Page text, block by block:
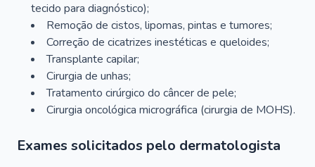
tecido para diagnóstico);
Remoção de cistos, lipomas, pintas e tumores;
Correção de cicatrizes inestéticas e queloides;
Transplante capilar;
Cirurgia de unhas;
Tratamento cirúrgico do câncer de pele;
Cirurgia oncológica micrográfica (cirurgia de MOHS).
Exames solicitados pelo dermatologista